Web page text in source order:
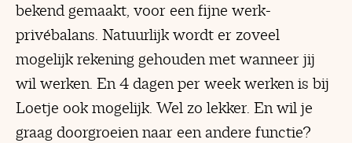
bekend gemaakt, voor een fijne werk-
privébalans. Natuurlijk wordt er zoveel
mogelijk rekening gehouden met wanneer jij
wil werken. En 4 dagen per week werken is bij
Loetje ook mogelijk. Wel zo lekker. En wil je
graag doorgroeien naar een andere functie?